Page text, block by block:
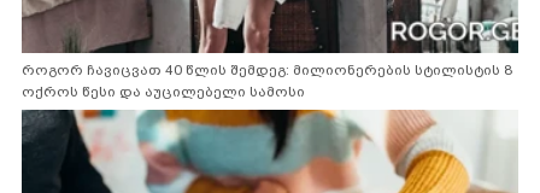
როგორ ჩავიცვათ 40 წლის შემდეგ: მილიონერების სტილისტის 8
ოქროს წესი და აუცილებელი სამოსი